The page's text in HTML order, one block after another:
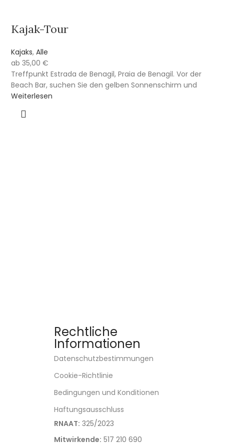
Kajak-Tour
Kajaks, Alle
ab 35,00 €
Treffpunkt Estrada de Benagil, Praia de Benagil. Vor der
Beach Bar, suchen Sie den gelben Sonnenschirm und
Weiterlesen
Rechtliche
Informationen
Datenschutzbestimmungen
Cookie-Richtlinie
Bedingungen und Konditionen
Haftungsausschluss
RNAAT: 325/2023
Mitwirkende: 517 210 690